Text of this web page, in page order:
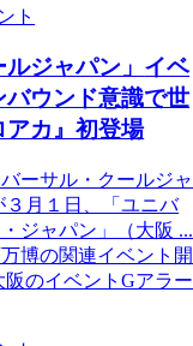
ト
ジャパン」 イベ
バウンド意識で世
アカ』初登場
ーサル・クールジャ
月１日、「ユニバ
ジャパン」（大阪 ...
博の関連イベント開
阪のイベントGアラー